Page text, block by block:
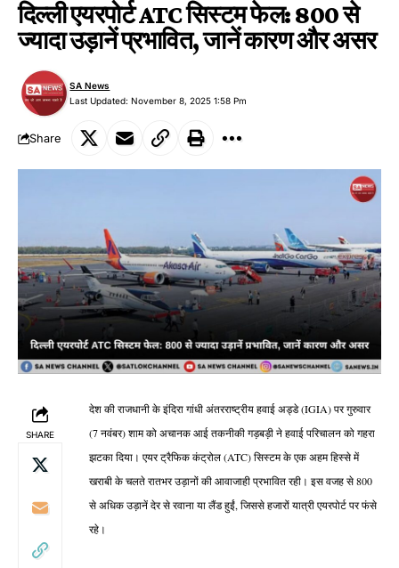
दिल्ली एयरपोर्ट ATC सिस्टम फेल: 800 से
ज्यादा उड़ानें प्रभावित, जानें कारण और असर
Last Updated: November 8, 2025 1:58 Pm
SA News
Share
SHARE
देश की राजधानी के इंदिरा गांधी अंतरराष्ट्रीय हवाई अड्डे (IGIA) पर गुरुवार
(7 नवंबर) शाम को अचानक आई तकनीकी गड़बड़ी ने हवाई परिचालन को गहरा
झटका दिया। एयर ट्रैफिक कंट्रोल (ATC) सिस्टम के एक अहम हिस्से में
खराबी के चलते रातभर उड़ानों की आवाजाही प्रभावित रही। इस वजह से 800
से अधिक उड़ानें देर से रवाना या लैंड हुईं, जिससे हजारों यात्री एयरपोर्ट पर फंसे
रहे।